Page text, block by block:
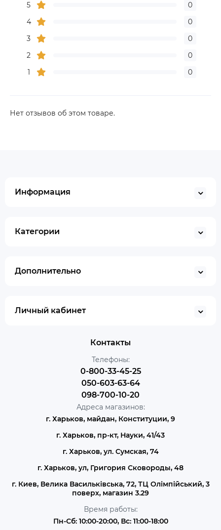
5
0
4
0
3
0
2
0
1
0
Нет отзывов об этом товаре.
Информация
Категории
Дополнительно
Личный кабинет
Контакты
Телефоны:
0-800-33-45-25
050-603-63-64
098-700-10-20
Адреса магазинов:
г. Харьков, майдан, Конституции, 9
г. Харьков, пр-кт, Науки, 41/43
г. Харьков, ул. Сумская, 74
г. Харьков, ул, Григория Сковороды, 48
г. Киев, Велика Васильківська, 72, ТЦ Олімпійський, 3
поверх, магазин 3.29
Время работы:
Пн-Сб: 10:00-20:00, Вс: 11:00-18:00